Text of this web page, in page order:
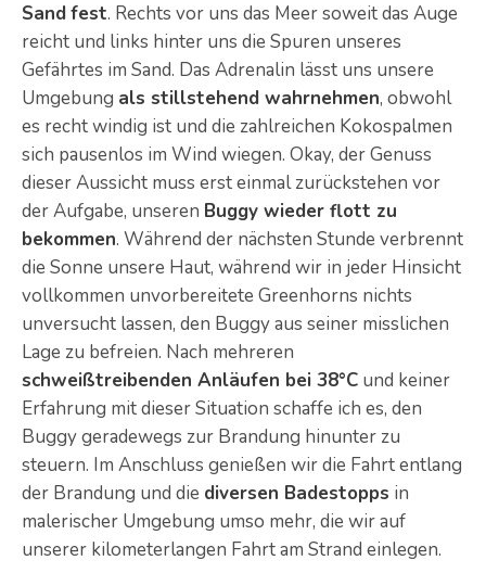
Sandfest. Rechts vor uns das Meer soweit das Auge
reicht und links hinter uns die Spuren unseres
Gefährtes im Sand. Das Adrenalin lässt uns unsere
Umgebung als stillstehend wahrnehmen, obwohl
es recht windig ist und die zahlreichen Kokospalmen
sich pausenlos im Wind wiegen. Okay, der Genuss
dieser Aussicht muss erst einmal zurückstehen vor
der Aufgabe, unseren Buggy wieder flott zu
bekommen. Während der nächsten Stunde verbrennt
die Sonne unsere Haut, während wir in jeder Hinsicht
vollkommen unvorbereitete Greenhorns nichts
unversucht lassen, den Buggy aus seiner misslichen
Lage zu befreien. Nach mehreren
schweißtreibenden Anläufen bei 38°C und keiner
Erfahrung mit dieser Situation schaffe ich es, den
Buggy geradewegs zur Brandung hinunter zu
steuern. Im Anschluss genießen wir die Fahrt entlang
der Brandung und die diversen Badestopps in
malerischer Umgebung umso mehr, die wir auf
unserer kilometerlangen Fahrt am Strand einlegen.